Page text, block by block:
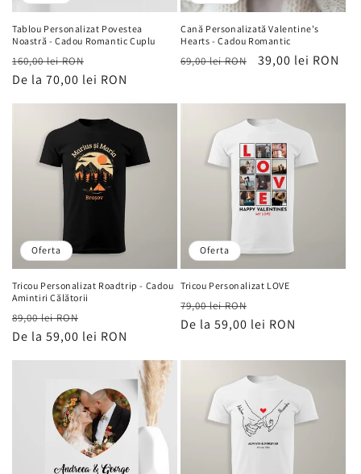
Tablou Personalizat Povestea
Noastră - Cadou Romantic Cuplu
Preț
obișnuit
160,00 lei RON
de
De la 70,00 lei RON
Cană Personalizată Valentine's
Hearts - Cadou Romantic
Preț
69,00 lei RON
Preț
39,00 lei RON
Oferta
Tricou Personalizat Roadtrip - Cadou
Amintiri Călătorii
Preț
obișnuit
89,00 lei RON
de
De la 59,00 lei RON
Oferta
Tricou Personalizat LOVE
Preț
obișnuit
79,00 lei RON
de
De la 59,00 lei RON